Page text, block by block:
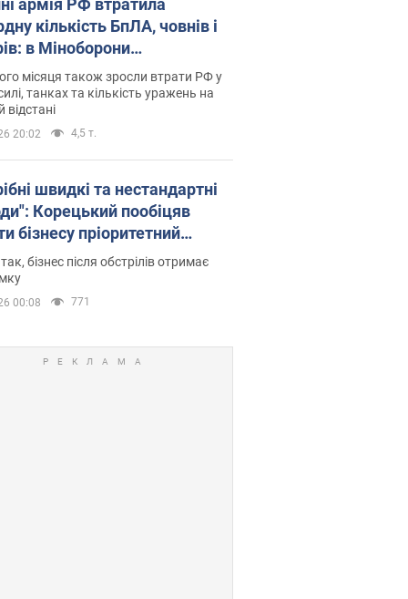
армія РФ втратила
кількість БпЛА, човнів і
в Міноборони
статистику
місяця також зросли втрати РФ у
танках та кількість уражень на
відстані
20:02 4,5 т.
швидкі та нестандартні
Корецький пообіцяв
бізнесу пріоритетний
до наявних складських
бізнес після обстрілів отримає
00:08 771